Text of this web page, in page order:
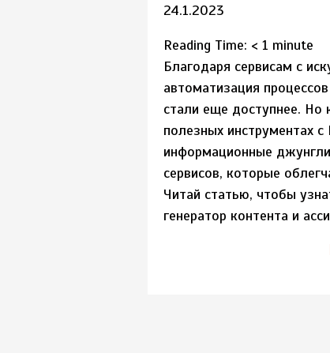
24.1.2023
Reading Time: < 1 minute
Благодаря сервисам с
автоматизация
стали еще доступнее. Но
полезных инструментах
информационные
сервисов, которые
Читай статью, чтобы
генератор контента и